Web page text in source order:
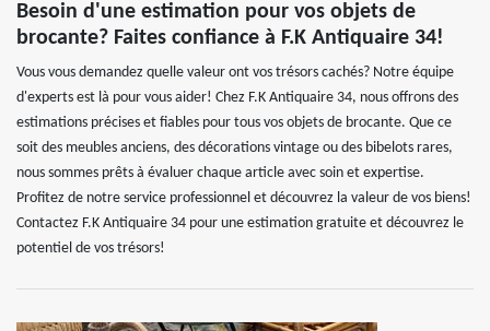
Besoin d'une estimation pour vos objets de
brocante? Faites confiance à F.K Antiquaire 34!
Vous vous demandez quelle valeur ont vos trésors cachés? Notre équipe
d'experts est là pour vous aider! Chez F.K Antiquaire 34, nous offrons des
estimations précises et fiables pour tous vos objets de brocante. Que ce
soit des meubles anciens, des décorations vintage ou des bibelots rares,
nous sommes prêts à évaluer chaque article avec soin et expertise.
Profitez de notre service professionnel et découvrez la valeur de vos biens!
Contactez F.K Antiquaire 34 pour une estimation gratuite et découvrez le
potentiel de vos trésors!